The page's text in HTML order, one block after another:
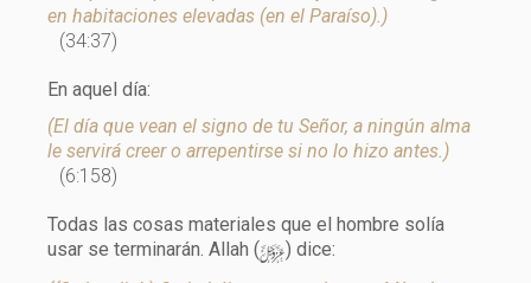
en habitaciones elevadas (en el Paraíso).)
(34:37)
En aquel día:
(El día que vean el signo de tu Señor, a ningún alma
le servirá creer o arrepentirse si no lo hizo antes.)
(6:158)
Todas las cosas materiales que el hombre solía
usar se terminarán. Allah (y) dice: